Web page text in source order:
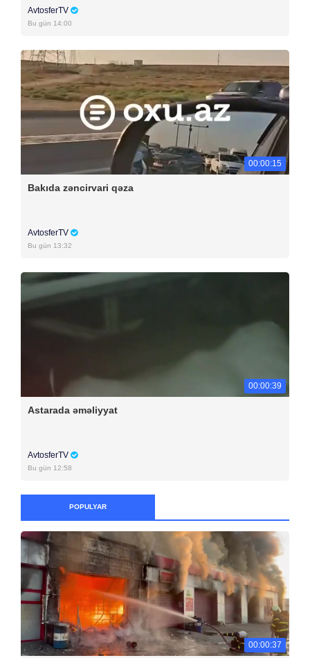
AvtosferTV
Bu gün 14:00
00:00:15
Bakıda zəncirvari qəza
AvtosferTV
Bu gün 13:32
00:00:39
Astarada əməliyyat
AvtosferTV
Bu gün 12:58
POPULYAR
00:00:37